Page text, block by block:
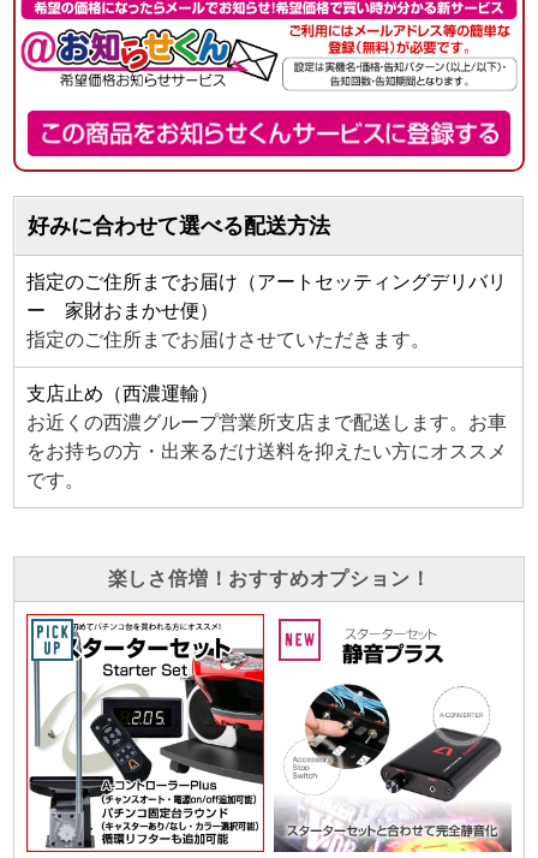
好みに合わせて選べる配送方法
指定のご住所までお届け（アートセッティングデリバリ
ー 家財おまかせ便）
指定のご住所までお届けさせていただきます。
支店止め（西濃運輸）
お近くの西濃グループ営業所支店まで配送します。お車
をお持ちの方・出来るだけ送料を抑えたい方にオススメ
です。
楽しさ倍増！おすすめオプション！